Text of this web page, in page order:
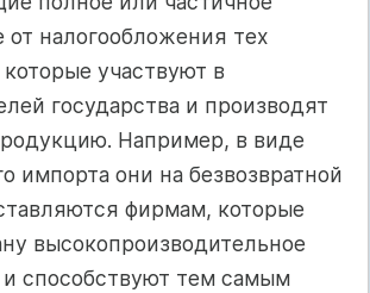
налогообложения тех
участвуют в
государства и производят
Например, в виде
импорта они на безвозвратной
фирмам, которые
высокопроизводительное
и способствуют тем самым